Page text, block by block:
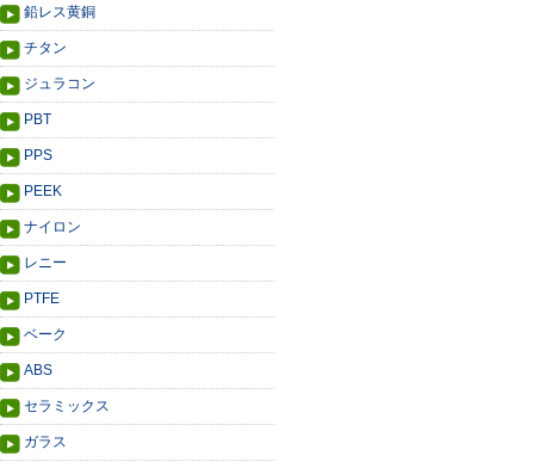
鉛レス黄銅
チタン
ジュラコン
PBT
PPS
PEEK
ナイロン
レニー
PTFE
ベーク
ABS
セラミックス
ガラス